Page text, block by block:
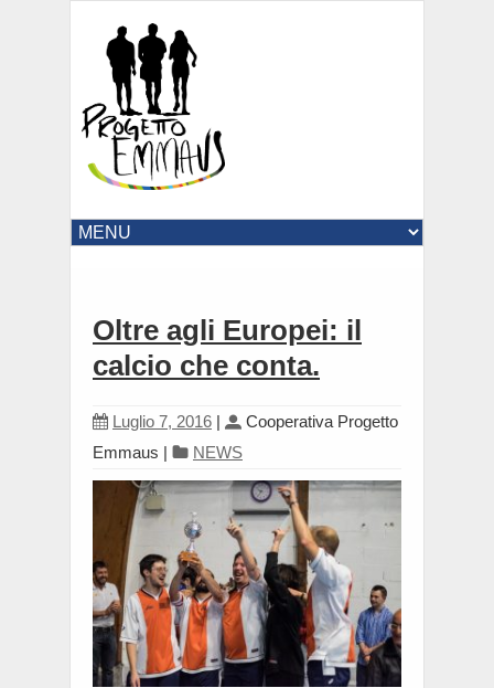
Oltre agli Europei: il
calcio che conta.
Luglio 7, 2016 |
Cooperativa Progetto
Emmaus | NEWS